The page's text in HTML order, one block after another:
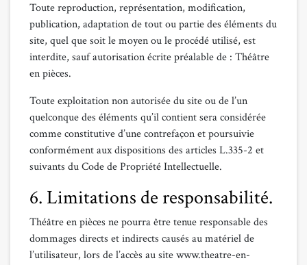
Toute reproduction, représentation, modification,
publication, adaptation de tout ou partie des éléments du
site, quel que soit le moyen ou le procédé utilisé, est
interdite, sauf autorisation écrite préalable de : Théâtre
en pièces.
Toute exploitation non autorisée du site ou de l’un
quelconque des éléments qu’il contient sera considérée
comme constitutive d’une contrefaçon et poursuivie
conformément aux dispositions des articles L.335-2 et
suivants du Code de Propriété Intellectuelle.
6. Limitations de responsabilité.
Théâtre en pièces ne pourra être tenue responsable des
dommages directs et indirects causés au matériel de
l’utilisateur, lors de l’accès au site www.theatre-en-